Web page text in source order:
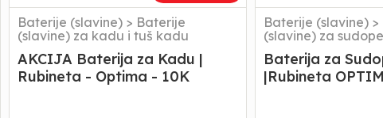
Baterije (slavine) > Baterije
(slavine) za kadu i tuš kadu
AKCIJA Baterija za Kadu |
Rubineta - Optima - 10K
Baterije (slavine) >
(slavine) za
Baterija za
|Rubineta